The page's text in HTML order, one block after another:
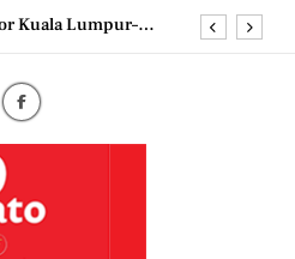
printing with next-
to Shape
Kuala Lumpur–
October
printing with next-